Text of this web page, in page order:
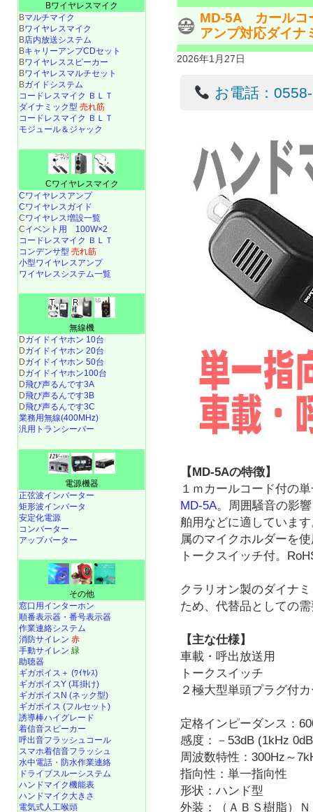
MD-5A カールコ
アンプ対応ダイナ
2026年1月27日
お電話：
【MD-5Aの特徴】
１ｍカールコード付の
MD-5A。周囲騒音の影
舶用などに適していま
属のマイクホルダーを
トークスイッチ付。
クラリオン製のダイナ
ため、代替品としての
【主な仕様】
車載・呼出放送用
トークスイッチ
２極大型単頭プラグ付
定格インピーダンス：
感度：－53dB (1kHz
周波数特性：300Hz～
指向性：単一指向性
形状：ハンド型
外装：（ＡＢＳ樹脂）
Bワイヤレスマイク
Bマルチマイク
Bワイヤレスマイク
B店内放送システム
BキャリーアンプCDセット
Bワイヤレススピーカー
Bワイヤレスマルチセット
Bガイドシステム
コードレスマイク ＢＬＴ
ダイナミック型 売れ筋
コードレスマイク ＢＬＴ
モジュール＆ジャック
Cワイヤレスマイク
Cワイヤレスアンプ
Cワイヤレスガイド
Cワイヤレス増設一覧
Cイベント用 100W×2
コードレスマイク ＢＬＴ
コンデンサ型 売れ筋
小型ワイヤレスアンプ
ワイヤレスシステム一覧
無線機
Dガイドイヤホン 10台
Dガイドイヤホン 20台
Dガイドイヤホン 50台
Dガイドイヤホン100台
D飛び声るんです3A
D飛び声るんです3B
D飛び声るんです3C
業務用無線(400MHz)
汎用トランシーバー
電源機器
正弦波インバーター
矩形波インバータ
安定化電源
コンバーター
アップバーター
その他
窓口用インターホン
順番表示器・番号表示器
作業連絡システム
消防サイレン 赤
手動サイレン 緑
助聴器
ギガボイス＋ (ﾜｲﾔﾚｽ)
ギガボイスY (耳掛け)
ギガボイスN (ネック型)
ギガボイス (フルセット)
誘導棒ハイグレード
着信音スピーカー
呼出音フラッシュコール
スマホ着信音フラッシュ
水中電話 ・ 防水作業連絡
ドライブスルーシステム
ハンドマイク機能表
ハンドマイク大きさ
電気式人工喉頭